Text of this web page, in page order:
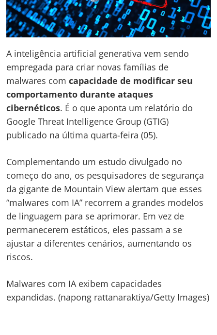
A inteligência artificial generativa vem sendo
empregada para criar novas famílias de
malwares comcapacidade de modificar seu
comportamento durante ataques
cibernéticos. É o que aponta um relatório do
Google Threat Intelligence Group (GTIG)
publicado na última quarta-feira (05).
Complementando um estudo divulgado no
começo do ano, os pesquisadores de segurança
da gigante de Mountain View alertam que esses
“malwares com IA” recorrem a grandes modelos
de linguagem para se aprimorar. Em vez de
permanecerem estáticos, eles passam a se
ajustar a diferentes cenários, aumentando os
riscos.
Malwares com IA exibem capacidades
expandidas. (napong rattanaraktiya/Getty Images)